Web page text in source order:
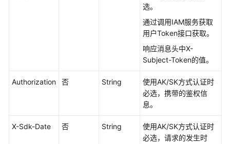
互
选。
通过调用IAM服务获取
用户Token接口获取。
响应消息头中X-
Subject-Token的值。
Authorization 否 String
使用AK/SK方式认证时
必选，携带的鉴权信
息。
X-Sdk-Date 否 String
使用AK/SK方式认证时
必选，请求的发生时